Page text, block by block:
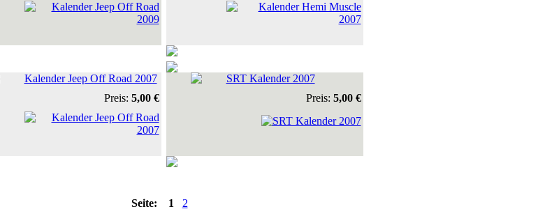
Kalender Jeep Off Road 2007
Preis: 5,00 €
SRT Kalender 2007
Preis: 5,00 €
Seite: 1 2